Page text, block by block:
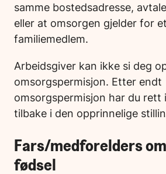
samme bostedsadresse,
eller at omsorgen gjelder for
familiemedlem.
Arbeidsgiver kan ikke si deg
omsorgspermisjon. Etter endt
omsorgspermisjon har du rett
tilbake i den opprinnelige
Fars/medforelders
fødsel